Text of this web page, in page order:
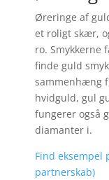
Øreringe af
et roligt skær,
ro. Smykkerne
finde guld
sammenhæng
hvidguld, gul
fungerer også
diamanter i.
Find eksempel
partnerskab)